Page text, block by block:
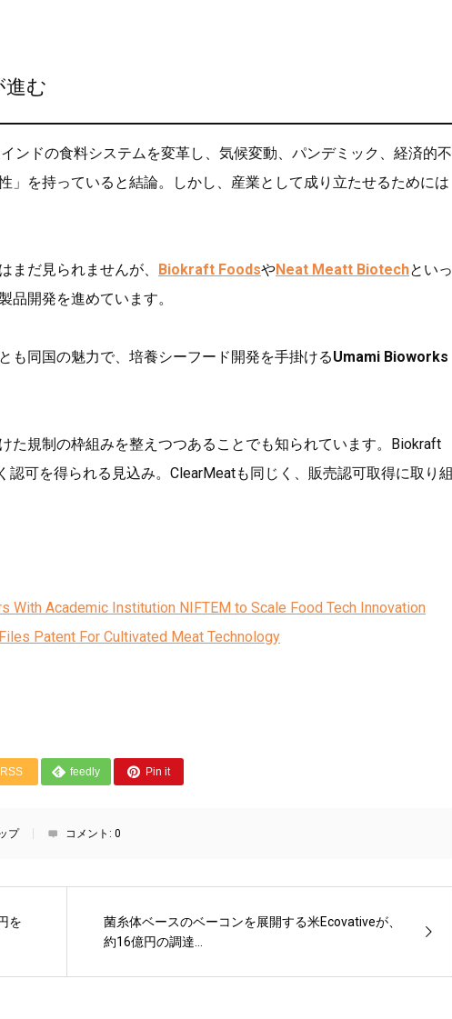
む
ンドの食料システムを変革し、気候変動、パンデミック、経済的不
」を持っていると結論。しかし、産業として成り立たせるためには
まだ見られませんが、 Biokraft FoodsやNeat Meatt Biotechといっ
品開発を進めています。
も同国の魅力で、培養シーフード開発を手掛けるUmami Bioworks
た規制の枠組みを整えつつあることでも知られています。Biokraft
認可を得られる見込み。ClearMeatも同じく、販売認可取得に取り組
With Academic Institution NIFTEM to Scale Food Tech Innovation
Patent For Cultivated Meat Technology
RSS feedly Pin it
プ コメント: 0
を
菌糸体ベースのベーコンを展開する米Ecovativeが、
約16億円の調達...